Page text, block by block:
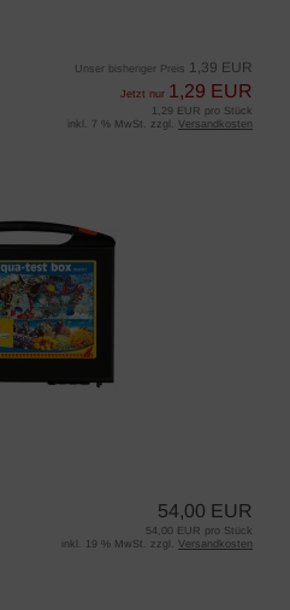
Unser bisheriger Preis 1,39 EUR
Jetzt nur 1,29 EUR
1,29 EUR pro Stück
inkl. 7 % MwSt. zzgl. Versandkosten
54,00 EUR
54,00 EUR pro Stück
inkl. 19 % MwSt. zzgl. Versandkosten